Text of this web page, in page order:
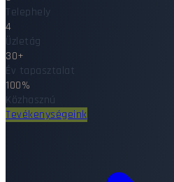
Telephely
4
Üzletág
30+
Év tapasztalat
100%
Közhasznú
Tevékenységeink